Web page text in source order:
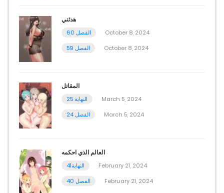
هدئني
الفصل 60
October 8, 2024
الفصل 59
October 8, 2024
المقاتل
النهاية 25
March 5, 2024
الفصل 24
March 5, 2024
العالم الذي احكمه
النهاية41
February 21, 2024
الفصل 40
February 21, 2024